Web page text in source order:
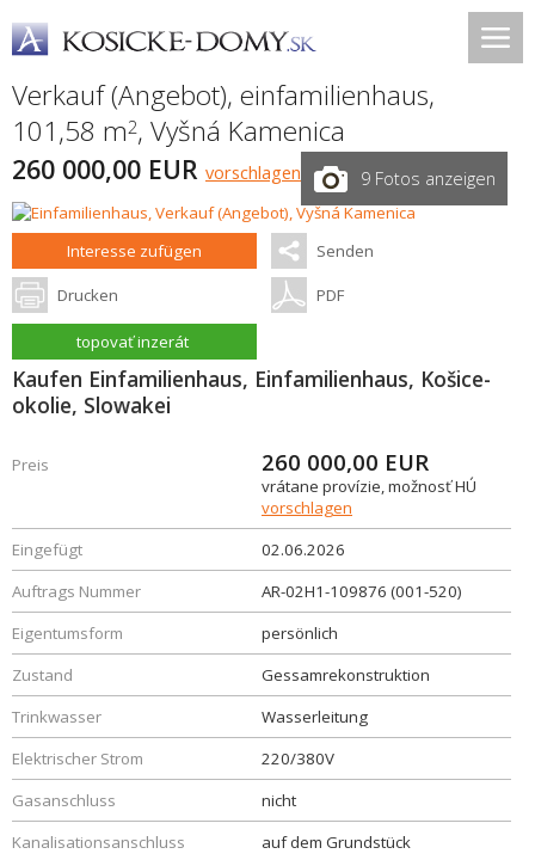
Verkauf (Angebot), einfamilienhaus,
101,58 m2, Vyšná Kamenica
260 000,00 EUR vorschlagen 9 Fotos anzeigen
Interesse zufügen Senden
Drucken PDF
topovať inzerát
Kaufen Einfamilienhaus, Einfamilienhaus, Košice-
okolie, Slowakei
Preis 260 000,00 EUR
vrátane provízie, možnosť HÚ
vorschlagen
Eingefügt
02.06.2026
Auftrags Nummer
AR-02H1-109876 (001-520)
Eigentumsform
persönlich
Zustand
Gessamrekonstruktion
Trinkwasser
Wasserleitung
Elektrischer Strom
220/380V
Gasanschluss
nicht
Kanalisationsanschluss
auf dem Grundstück